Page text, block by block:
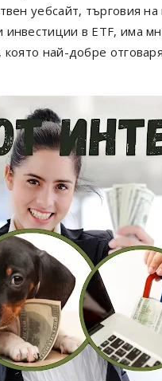
уебсайт, търговия
в ETF, има
най-добре